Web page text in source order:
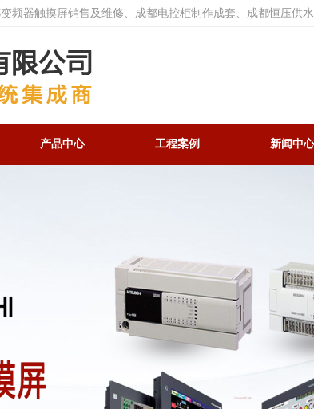
频器触摸屏销售及维修、成都电控柜制作成套、成都恒压供
产品中心 工程案例 新闻中心